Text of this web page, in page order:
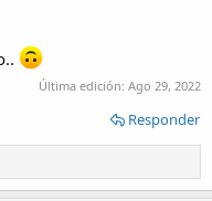
Última edición: Ago 29, 2022
Responder